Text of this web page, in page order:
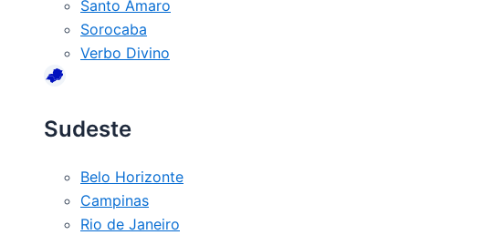
Santo Amaro
Sorocaba
Verbo Divino
Sudeste
Belo Horizonte
Campinas
Rio de Janeiro